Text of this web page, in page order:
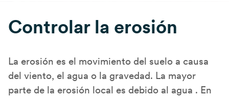
Controlar la erosión
La erosión es el movimiento del suelo a causa
del viento, el agua o la gravedad. La mayor
parte de la erosión local es debido al agua . En